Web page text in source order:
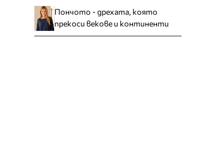
Пончото - дрехата, която
прекоси векове и континенти